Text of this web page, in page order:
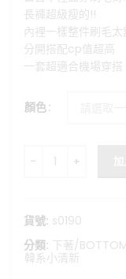
長褲超級瘦的!!
內裡一樣整件刷毛太
分開搭配cp值超高
一套超適合機場穿搭
顏色
溫暖過冬-質感毛毛
貨號: s0190
分類: 下著/
韓系小清新